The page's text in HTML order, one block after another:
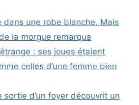
dans une robe blanche. Mais
la morgue remarqua
: ses joues étaient
celles d’une femme bien
sortie d’un foyer découvrit un